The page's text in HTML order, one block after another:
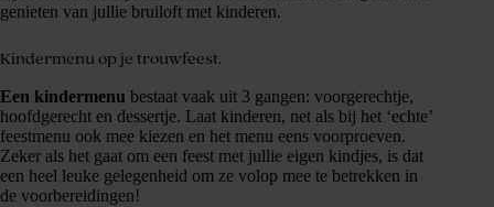
genieten van jullie bruiloft met kinderen.
Kindermenu op je trouwfeest.
Een kindermenu bestaat vaak uit 3 gangen: voorgerechtje,
hoofdgerecht en dessertje. Laat kinderen, net als bij het ‘echte’
feestmenu ook mee kiezen en het menu eens voorproeven.
Zeker als het gaat om een feest met jullie eigen kindjes, is dat
een heel leuke gelegenheid om ze volop mee te betrekken in
de voorbereidingen!